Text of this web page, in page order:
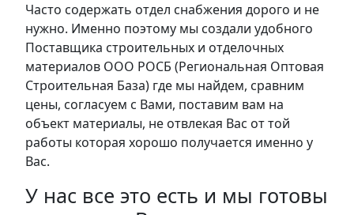
Часто содержать отдел снабжения дорого и не
нужно. Именно поэтому мы создали удобного
Поставщика строительных и отделочных
материалов ООО РОСБ (Региональная Оптовая
Строительная База) где мы найдем, сравним
цены, согласуем с Вами, поставим вам на
объект материалы, не отвлекая Вас от той
работы которая хорошо получается именно у
Вас.
У нас все это есть и мы готовы